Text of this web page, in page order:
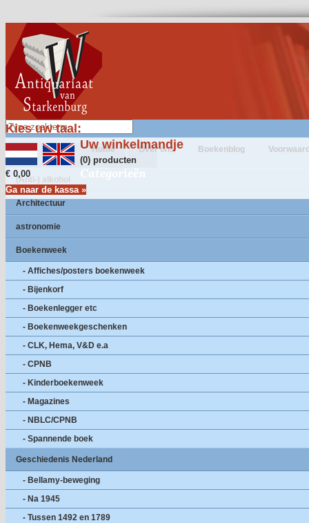
Kies uw taal:
Uw winkelmandje
(0) producten
€ 0,00
Ga naar de kassa »
Home Over ons Boekenblog
Categorieën
(Anti-) alkohol
Architectuur
astronomie
Boekenweek
- Affiches/posters boekenweek
- Bijenkorf
- Boekenlegger etc
- Boekenweekgeschenken
- CLK, Hema, V&D e.a
- CPNB
- Kinderboekenweek
- Magazines
- NBLC/CPNB
- Spannende boek
Geschiedenis Nederland
- Bellamy-beweging
- Na 1945
- Tussen 1492 en 1789